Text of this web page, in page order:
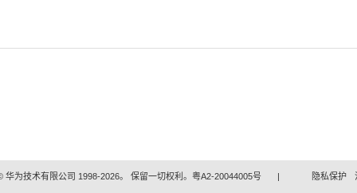
华为技术有限公司 1998-2026。 保留一切权利。粤A2-20044005号 | 隐私保护